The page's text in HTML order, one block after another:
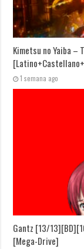
Kimetsu no Yaiba –
1 semana ago
Gantz [13/
[Mega-Drive]